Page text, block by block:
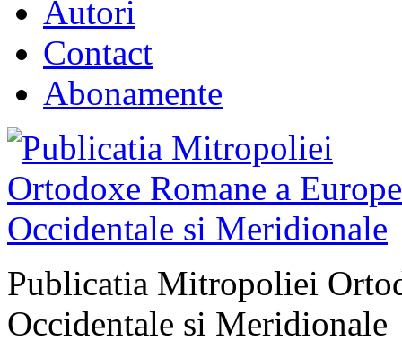
Autori
Contact
Abonamente
Publicatia Mitropoliei
Occidentale si Meridionale